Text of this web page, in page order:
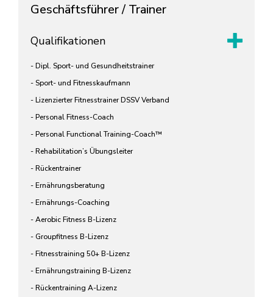
Geschäftsführer / Trainer
Qualifikationen
- Dipl. Sport- und Gesundheitstrainer
- Sport- und Fitnesskaufmann
- Lizenzierter Fitnesstrainer DSSV Verband
- Personal Fitness-Coach
- Personal Functional Training-Coach™
- Rehabilitation’s Übungsleiter
- Rückentrainer
- Ernährungsberatung
- Ernährungs-Coaching
- Aerobic Fitness B-Lizenz
- Groupfitness B-Lizenz
- Fitnesstraining 50+ B-Lizenz
- Ernährungstraining B-Lizenz
- Rückentraining A-Lizenz